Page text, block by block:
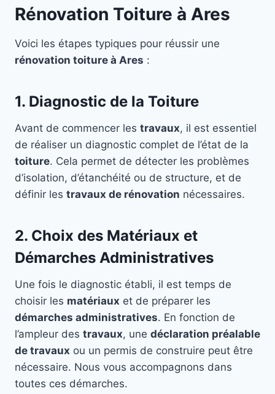
Rénovation Toiture à Ares
Voici les étapes typiques pour réussir une
rénovation toiture à Ares :
1. Diagnostic de la Toiture
Avant de commencer les travaux, il est essentiel
de réaliser un diagnostic complet de l’état de la
toiture. Cela permet de détecter les problèmes
d’isolation, d’étanchéité ou de structure, et de
définir les travaux de rénovation nécessaires.
2. Choix des Matériaux et
Démarches Administratives
Une fois le diagnostic établi, il est temps de
choisir les matériaux et de préparer les
démarches administratives. En fonction de
l’ampleur des travaux, une déclaration préalable
de travaux ou un permis de construire peut être
nécessaire. Nous vous accompagnons dans
toutes ces démarches.